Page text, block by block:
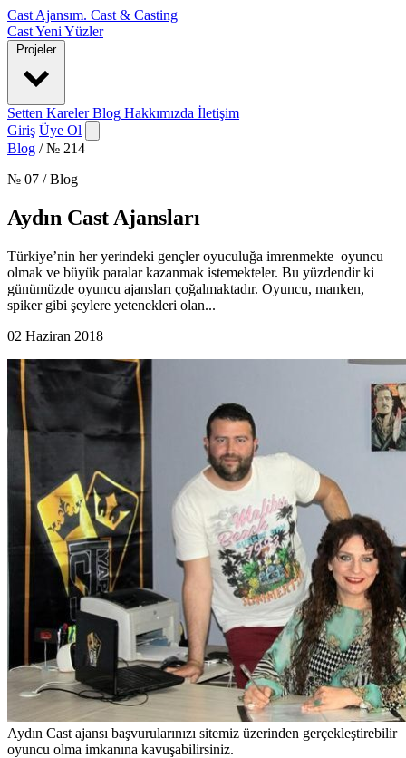
Cast Ajansım. Cast & Casting
CastYeni Yüzler
Projeler
Setten KarelerBlog Hakkımızda İletişim
Giriş Üye Ol
Blog / № 214
№ 07 / Blog
Aydın Cast Ajansları
Türkiye’nin her yerindeki gençler oyuculuğa imrenmekte oyuncu
olmak ve büyük paralar kazanmak istemekteler. Bu yüzdendir ki
günümüzde oyuncu ajansları çoğalmaktadır. Oyuncu, manken,
spiker gibi şeylere yetenekleri olan...
02 Haziran 2018
Aydın Cast ajansı başvurularınızı sitemiz üzerinden gerçekleştirebilir
oyuncu olma imkanına kavuşabilirsiniz.